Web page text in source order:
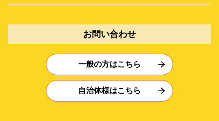
お問い合わせ
一般の方はこちら
自治体様はこちら